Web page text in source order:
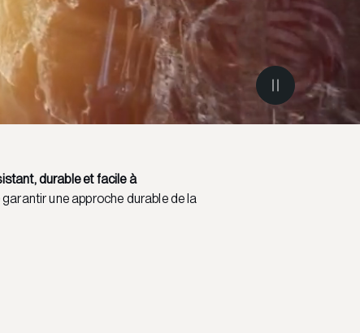
durable et facile à
une approche durable de la